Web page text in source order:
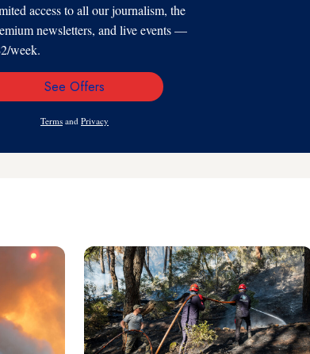
access to all our journalism, the
newsletters, and live events —
week.
Email
See Offers
Terms and Privacy